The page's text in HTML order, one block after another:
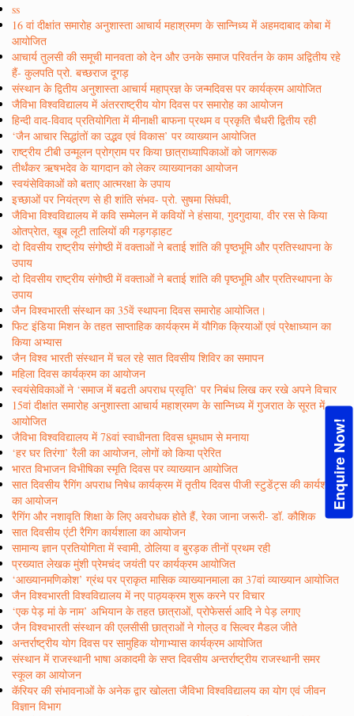
Enquire Now!
ss
16 वां दीक्षांत समारोह अनुशास्ता आचार्य महाश्रमण के सान्निध्य में अहमदाबाद कोबा में
आयोजित
आचार्य तुलसी की समूची मानवता को देन और उनके समाज परिवर्तन के काम अद्वितीय रहे
हैं- कुलपति प्रो. बच्छराज दूगड़
संस्थान के द्वितीय अनुशास्ता आचार्य महाप्रज्ञ के जन्मदिवस पर कार्यक्रम आयोजित
जैविभा विश्वविद्यालय में अंतरराष्ट्रीय योग दिवस पर समारोह का आयोजन
हिन्दी वाद-विवाद प्रतियोगिता में मीनाक्षी बाफना प्रथम व प्रकृति चैधरी द्वितीय रही
‘जैन आचार सिद्धांतों का उद्भव एवं विकास’ पर व्याख्यान आयोजित
राष्ट्रीय टीबी उन्मूलन प्रोग्राम पर किया छात्राध्यापिकाओं को जागरूक
तीर्थंकर ऋषभदेव के यागदान को लेकर व्याख्यानका आयोजन
स्वयंसेविकाओं को बताए आत्मरक्षा के उपाय
इच्छाओं पर नियंत्रण से ही शांति संभव- प्रो. सुषमा सिंघवी,
जैविभा विश्वविद्यालय में कवि सम्मेलन में कवियों ने हंसाया, गुदगुदाया, वीर रस से किया
ओतप्रेात, खूब लूटी तालियों की गड़गड़ाहट
दो दिवसीय राष्ट्रीय संगोष्ठी में वक्ताओं ने बताई शांति की पृष्ठभूमि और प्रतिस्थापना के
उपाय
दो दिवसीय राष्ट्रीय संगोष्ठी में वक्ताओं ने बताई शांति की पृष्ठभूमि और प्रतिस्थापना के
उपाय
जैन विश्वभारती संस्थान का 35वें स्थापना दिवस समारोह आयोजित।
फिट इंडिया मिशन के तहत साप्ताहिक कार्यक्रम में यौगिक क्रियाओं एवं प्रेक्षाध्यान का
किया अभ्यास
जैन विश्व भारती संस्थान में चल रहे सात दिवसीय शिविर का समापन
महिला दिवस कार्यक्रम का आयोजन
स्वयंसेविकाओं ने ‘समाज में बढती अपराध प्रवृति’ पर निबंध लिख कर रखे अपने विचार
15वां दीक्षांत समारोह अनुशास्ता आचार्य महाश्रमण के सान्निध्य में गुजरात के सूरत में
आयोजित
जैविभा विश्वविद्यालय में 78वां स्वाधीनता दिवस धूमधाम से मनाया
‘हर घर तिरंगा’ रैली का आयोजन, लोगों को किया प्रेरित
भारत विभाजन विभीषिका स्मृति दिवस पर व्याख्यान आयोजित
सात दिवसीय रैगिंग अपराध निषेध कार्यक्रम में तृतीय दिवस पीजी स्टुडेंट्स की कार्यशाला
का आयोजन
रैगिंग और नशावृति शिक्षा के लिए अवरोधक होते हैं, रेका जाना जरूरी- डॉ. कौशिक
सात दिवसीय एंटी रैगिग कार्यशाला का आयोजन
सामान्य ज्ञान प्रतियोगिता में स्वामी, ठोलिया व बुरड़क तीनों प्रथम रही
प्रख्यात लेखक मुंशी प्रेमचंद जयंती पर कार्यक्रम आयोजित
‘आख्यानमणिकोश’ ग्रंथ पर प्राकृत मासिक व्याख्यानमाला का 37वां व्याख्यान आयोजित
जैन विश्वभारती विश्वविद्यालय में नए पाठ्यक्रम शुरू करने पर विचार
‘एक पेड़ मां के नाम’ अभियान के तहत छात्राओं, प्रोफेसर्स आदि ने पेड़ लगाए
जैन विश्वभारती संस्थान की एलसीसी छात्राओं ने गोल्उ व सिल्वर मैडल जीते
अन्तर्राष्ट्रीय योग दिवस पर सामुहिक योगाभ्यास कार्यक्रम आयोजित
संस्थान में राजस्थानी भाषा अकादमी के सप्त दिवसीय अन्तर्राष्ट्रीय राजस्थानी समर
स्कूल का आयोजन
कॅरियर की संभावनाओं के अनेक द्वार खोलता जैविभा विश्वविद्यालय का योग एवं जीवन
विज्ञान विभाग